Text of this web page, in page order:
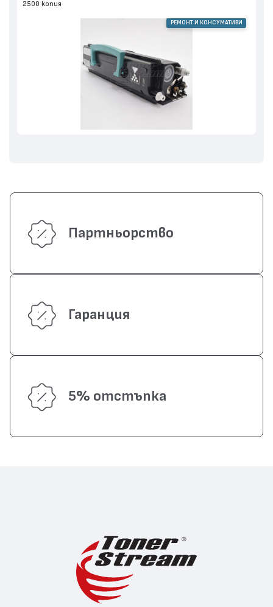
2500 копия
РЕМОНТ И КОНСУМАТИВИ
Партньорство
Гаранция
5% отстъпка